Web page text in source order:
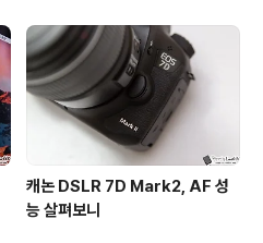
캐논 DSLR 7D Mark2, AF 성
능 살펴보니